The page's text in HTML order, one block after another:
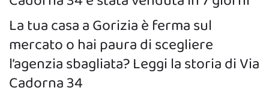
La tua casa a Gorizia è ferma sul
mercato o hai paura di scegliere
l’agenzia sbagliata? Leggi la storia di Via
Cadorna 34